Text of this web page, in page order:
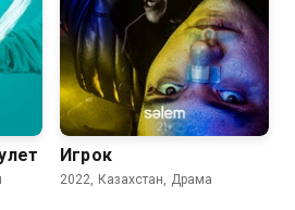
Игрок
2022, Казахстан, Драма